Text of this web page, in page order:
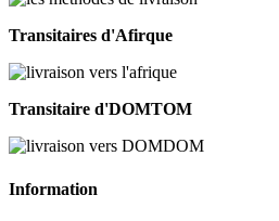
Transitaires d'Afirque
Transitaire d'DOMTOM
Information